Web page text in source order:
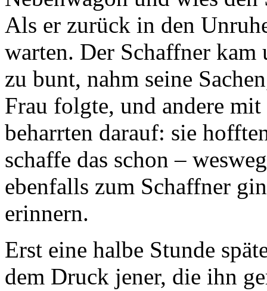
Als er zurück in den
warten. Der Schaffner
zu bunt, nahm seine
Frau folgte, und andere
beharrten darauf: sie
schaffe das schon –
ebenfalls zum Schaffner
erinnern.
Erst eine halbe Stunde
dem Druck jener, die ihn